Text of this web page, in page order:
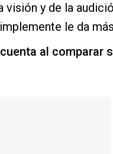
visión y de la
le da
al comparar